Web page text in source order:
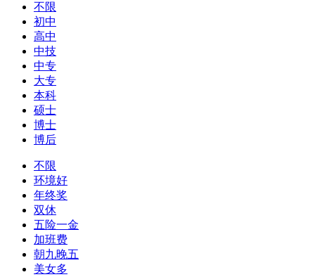
不限
初中
高中
中技
中专
大专
本科
硕士
博士
博后
不限
环境好
年终奖
双休
五险一金
加班费
朝九晚五
美女多